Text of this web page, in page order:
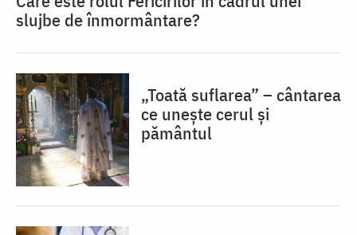
slujbe de înmormântare?
„Toată suflarea” – cântarea
ce unește cerul și
pământul